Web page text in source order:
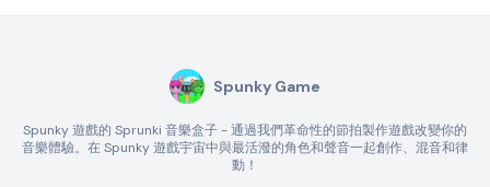
Spunky Game
Spunky 遊戲的 Sprunki 音樂盒子 - 通過我們革命性的節拍製作遊戲改變你的
音樂體驗。在 Spunky 遊戲宇宙中與最活潑的角色和聲音一起創作、混音和律
動！